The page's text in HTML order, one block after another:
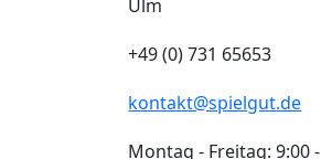
Ulm
+49 (0) 731 65653
kontakt@spielgut.de
Montag - Freitag: 9:00 -